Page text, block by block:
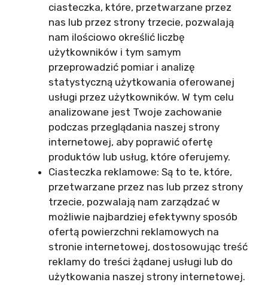
ciasteczka, które, przetwarzane przez
nas lub przez strony trzecie, pozwalają
nam ilościowo określić liczbę
użytkowników i tym samym
przeprowadzić pomiar i analizę
statystyczną użytkowania oferowanej
usługi przez użytkowników. W tym celu
analizowane jest Twoje zachowanie
podczas przeglądania naszej strony
internetowej, aby poprawić ofertę
produktów lub usług, które oferujemy.
Ciasteczka reklamowe: Są to te, które,
przetwarzane przez nas lub przez strony
trzecie, pozwalają nam zarządzać w
możliwie najbardziej efektywny sposób
ofertą powierzchni reklamowych na
stronie internetowej, dostosowując treść
reklamy do treści żądanej usługi lub do
użytkowania naszej strony internetowej.